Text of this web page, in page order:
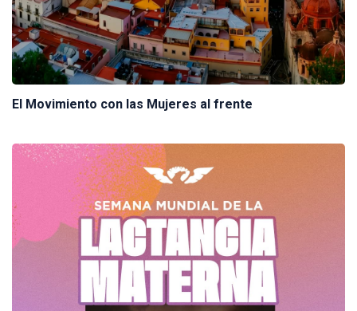
El Movimiento con las Mujeres al frente